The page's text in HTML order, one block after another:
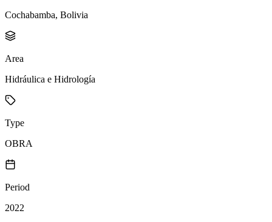
Cochabamba, Bolivia
Area
Hidráulica e Hidrología
Type
OBRA
Period
2022